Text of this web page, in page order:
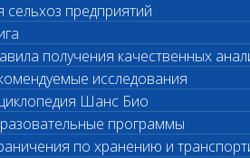
сельхоз предприятий
получения качественных
исследования
Шанс Био
программы
по хранению и